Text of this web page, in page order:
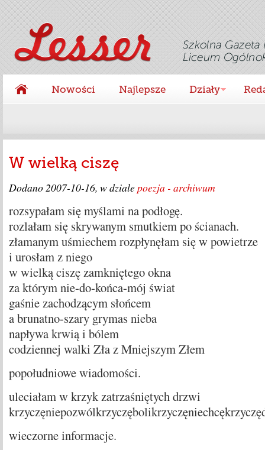
Nowości Najlepsze Działy
W wielką ciszę
Dodano2007-10-16, w dzialepoezja - archiwum
rozsypałam się myślami na podłogę.
rozlałam się skrywanym smutkiem po ścianach.
złamanym uśmiechem rozpłynęłam się w powietrze
i urosłam z niego
w wielką ciszę zamkniętego okna
za którym nie-do-końca-mój świat
gaśnie zachodzącym słońcem
a brunatno-szary grymas nieba
napływa krwią i bólem
codziennej walki Zła z Mniejszym Złem
popołudniowe wiadomości.
uleciałam w krzyk zatrzaśniętych drzwi
wieczorne informacje.